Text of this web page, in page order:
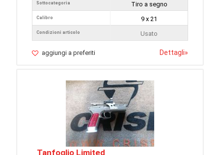
Sottocategoria
Calibro
Condizioni articolo
Tiro a segno
9 x 21
Usato
aggiungi a preferiti Dettagli»
Tanfoglio Limited